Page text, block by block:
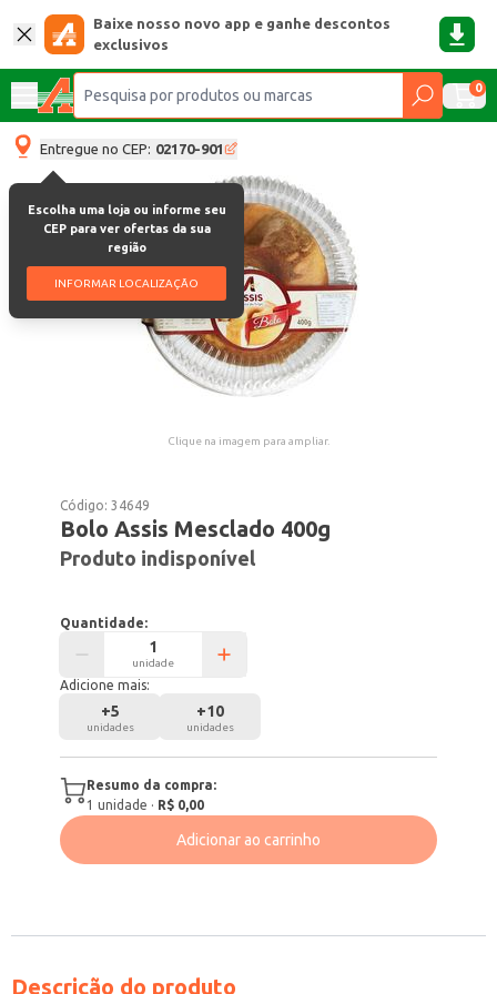
Baixe nosso novo app e ganhe descontos
exclusivos
0
Entregue no CEP: 02170-901
Escolha uma loja ou informe seu
CEP para ver ofertas da sua
região
INFORMAR LOCALIZAÇÃO
Clique na imagem para ampliar.
Código:34649
Bolo Assis Mesclado 400g
Produto indisponível
Quantidade:
unidade
Adicione mais:
+5
unidades
+10
unidades
Resumo da compra:
1 unidade · R$ 0,00
Adicionar ao carrinho
Descrição do produto